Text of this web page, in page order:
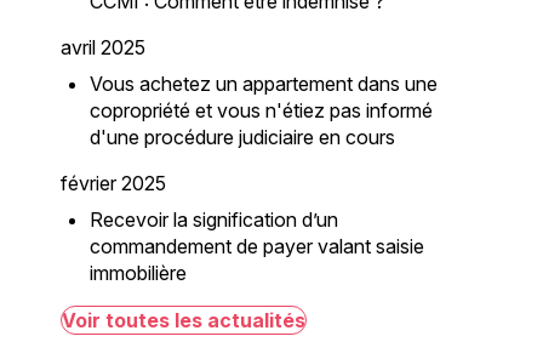
avril 2025
Vous achetez un appartement dans une
copropriété et vous n'étiez pas informé
d'une procédure judiciaire en cours
février 2025
Recevoir la signification d’un
commandement de payer valant saisie
immobilière
Voir toutes les actualités